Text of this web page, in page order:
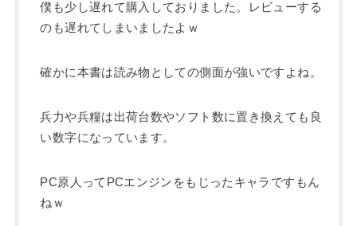
僕も少し遅れて購入しておりました。レビューする
のも遅れてしまいましたよｗ
確かに本書は読み物としての側面が強いですよね。
兵力や兵糧は出荷台数やソフト数に置き換えても良
い数字になっています。
PC原人ってPCエンジンをもじったキャラですもん
ねｗ